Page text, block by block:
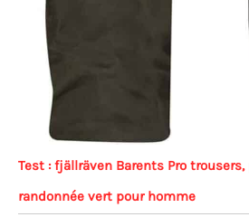
Test : fjällräven Barents Pro
randonnée vert pour homme